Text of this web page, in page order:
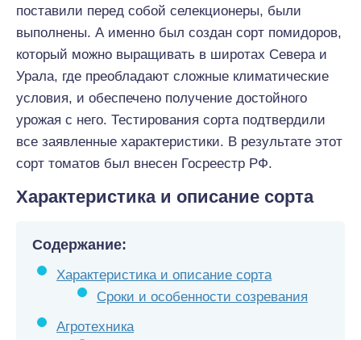
поставили перед собой селекционеры, были
выполнены. А именно был создан сорт помидоров,
который можно выращивать в широтах Севера и
Урала, где преобладают сложные климатические
условия, и обеспечено получение достойного
урожая с него. Тестирования сорта подтвердили
все заявленные характеристики. В результате этот
сорт томатов был внесен Госреестр РФ.
Характеристика и описание сорта
Содержание:
Характеристика и описание сорта
Сроки и особенности созревания
Агротехника